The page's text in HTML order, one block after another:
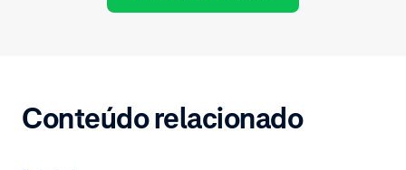
Conteúdo relacionado